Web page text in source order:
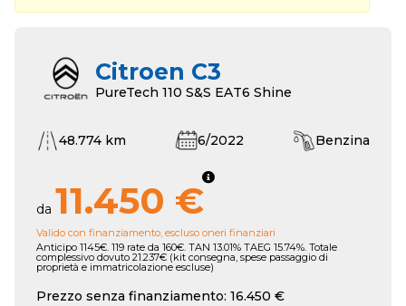
Citroen C3
PureTech 110 S&S EAT6 Shine
48.774 km 6/2022 Benzina
da 11.450 €
Valido con finanziamento, escluso oneri finanziari
Anticipo 1145€. 119 rate da 160€. TAN 13.01% TAEG 15.74%. Totale
complessivo dovuto 21.237€ (kit consegna, spese passaggio di
proprietà e immatricolazione escluse)
Prezzo senza finanziamento: 16.450 €